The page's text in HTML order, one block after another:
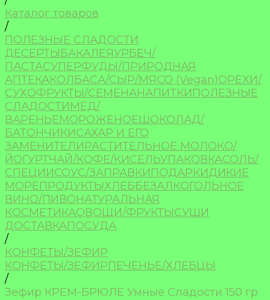
Каталог товаров
/
ПОЛЕЗНЫЕ СЛАДОСТИ
ДЕСЕРТЫБАКАЛЕЯУРБЕЧ/
ПАСТАСУПЕРФУДЫ/ПРИРОДНАЯ
АПТЕКАКОЛБАСА/СЫР/МЯСО (Vegan)ОРЕХИ/
СУХОФРУКТЫ/СЕМЕНАНАПИТКИПОЛЕЗНЫЕ
СЛАДОСТИМЁД/
ВАРЕНЬЕМОРОЖЕНОЕШОКОЛАД/
БАТОНЧИКИСАХАР И ЕГО
ЗАМЕНИТЕЛИРАСТИТЕЛЬНОЕ МОЛОКО/
ЙОГУРТЧАЙ/КОФЕ/КИСЕЛЬУПАКОВКАСОЛЬ/
СПЕЦИИСОУС/ЗАПРАВКИПОДАРКИДИКИЕ
МОРЕПРОДУКТЫХЛЕББЕЗАЛКОГОЛЬНОЕ
ВИНО/ПИВОНАТУРАЛЬНАЯ
КОСМЕТИКАОВОЩИ/ФРУКТЫСУШИ
ДОСТАВКАПОСУДА
/
КОНФЕТЫ/ЗЕФИР
КОНФЕТЫ/ЗЕФИРПЕЧЕНЬЕ/ХЛЕБЦЫ
/
Зефир КРЕМ-БРЮЛЕ Умные Сладости 150 гр